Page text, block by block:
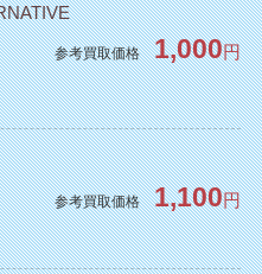
参考買取価格 1,000円
参考買取価格 1,100円